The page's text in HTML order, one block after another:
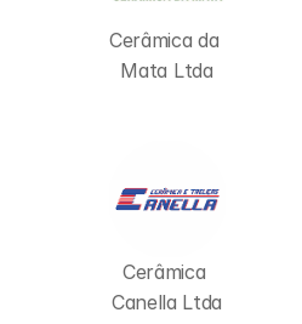
Cerâmica da
Mata Ltda
Cerâmica
Canella Ltda